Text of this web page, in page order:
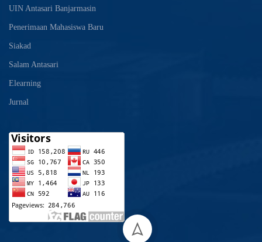
UIN Antasari Banjarmasin
Penerimaan Mahasiswa Baru
Siakad
Salam Antasari
Elearning
Jurnal